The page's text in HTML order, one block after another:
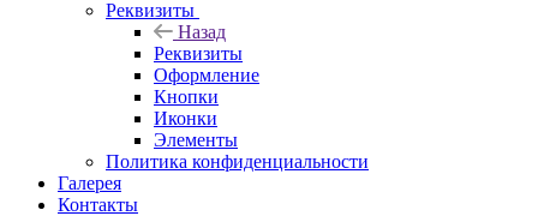
Реквизиты
Назад
Реквизиты
Оформление
Кнопки
Иконки
Элементы
Политика конфиденциальности
Галерея
Контакты